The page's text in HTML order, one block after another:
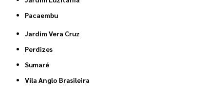
Pacaembu
Jardim Vera Cruz
Perdizes
Sumaré
Vila Anglo Brasileira